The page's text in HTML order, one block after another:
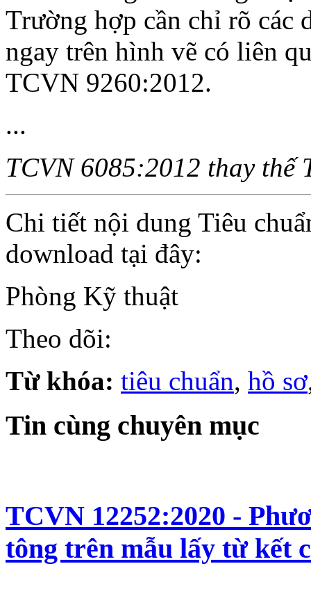
Trường hợp cần chỉ rõ các
ngay trên hình vẽ có liên
TCVN 9260:2012.
...
TCVN 6085:2012 thay thế
Chi tiết nội dung Tiêu
download tại đây:
Phòng Kỹ thuật
Theo dõi:
Từ khóa: tiêu chuẩn, hồ sơ
Tin cùng chuyên mục
TCVN 12252:2020 -
tông trên mẫu lấy từ kết